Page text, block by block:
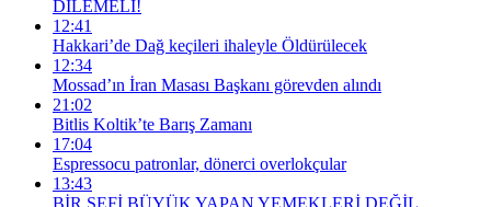
DİLEMELİ!
12:41
Hakkari’de Dağ keçileri ihaleyle Öldürülecek
12:34
Mossad’ın İran Masası Başkanı görevden alındı
21:02
Bitlis Koltik’te Barış Zamanı
17:04
Espressocu patronlar, dönerci overlokçular
13:43
BİR ŞEFİ BÜYÜK YAPAN YEMEKLERİ DEĞİL,